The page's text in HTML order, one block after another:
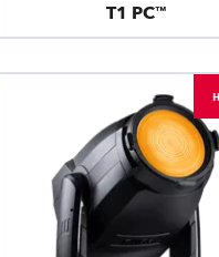
T1 PC™